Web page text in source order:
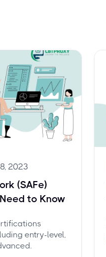
2023
(SAFe)
to Know
entry-level,